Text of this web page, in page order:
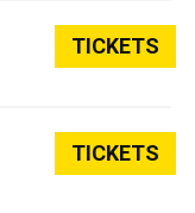
TICKETS
TICKETS